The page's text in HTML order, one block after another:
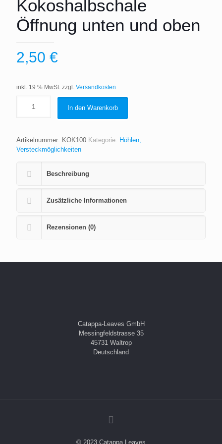
Kokoshalbschale
Öffnung unten und oben
2,50 €
inkl. 19 % MwSt. zzgl. Versandkosten
In den Warenkorb
Artikelnummer: KOK100 Kategorie: Höhlen,
Versteckmöglichkeiten
Beschreibung
Zusätzliche Informationen
Rezensionen (0)
Catappa-Leaves GmbH
Messingfeldstrasse 35
45731 Waltrop
Deutschland
© 2023 Catappa Leaves